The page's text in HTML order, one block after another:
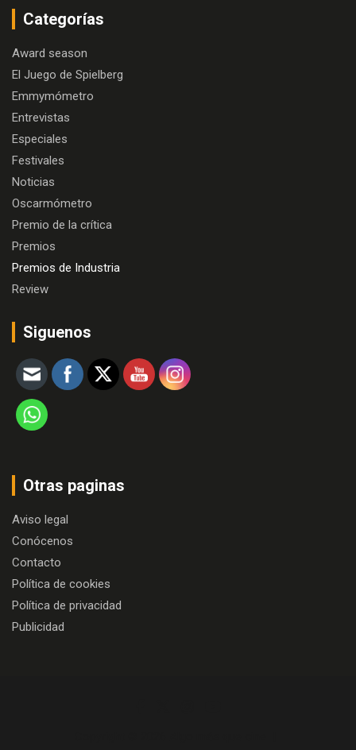
Categorías
Award season
El Juego de Spielberg
Emmymómetro
Entrevistas
Especiales
Festivales
Noticias
Oscarmómetro
Premio de la crítica
Premios
Premios de Industria
Review
Siguenos
Otras paginas
Aviso legal
Conócenos
Contacto
Política de cookies
Política de privacidad
Publicidad